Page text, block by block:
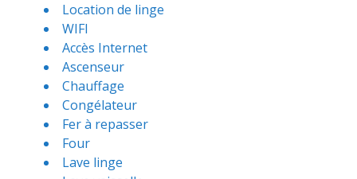
Location de linge
WIFI
Accès Internet
Ascenseur
Chauffage
Congélateur
Fer à repasser
Four
Lave linge